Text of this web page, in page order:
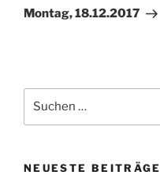
Beitrag
Montag, 18.12.2017
nach:
NEUESTE BEITRÄGE